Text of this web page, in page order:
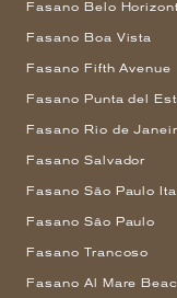
Fasano Belo
Fasano Boa Vista
Fasano Fifth Avenue
Fasano Punta del
Fasano Rio de
Fasano Salvador
Fasano São Paulo
Fasano São Paulo
Fasano Trancoso
Fasano Al Mare